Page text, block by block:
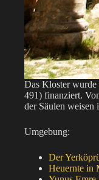
Das Kloster wurde
491) finanziert.
der Säulen weisen
Umgebung:
Der
Heuernte in